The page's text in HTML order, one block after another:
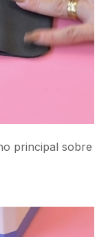
principal sobre